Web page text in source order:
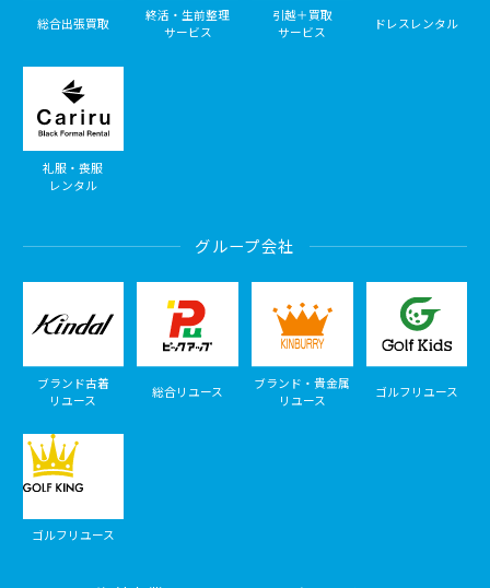
総合出張買取
終活・生前整理
サービス
引越＋買取
サービス
ドレスレンタル
礼服・喪服
レンタル
グループ会社
ブランド古着
リユース
総合リユース
ブランド・貴金属
リユース
ゴルフリユース
ゴルフリユース